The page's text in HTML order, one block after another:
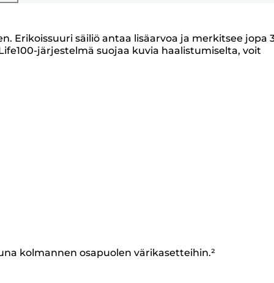
Erikoissuuri säiliö antaa lisäarvoa ja merkitsee jopa
järjestelmä suojaa kuvia haalistumiselta, voit
kolmannen osapuolen värikasetteihin.²